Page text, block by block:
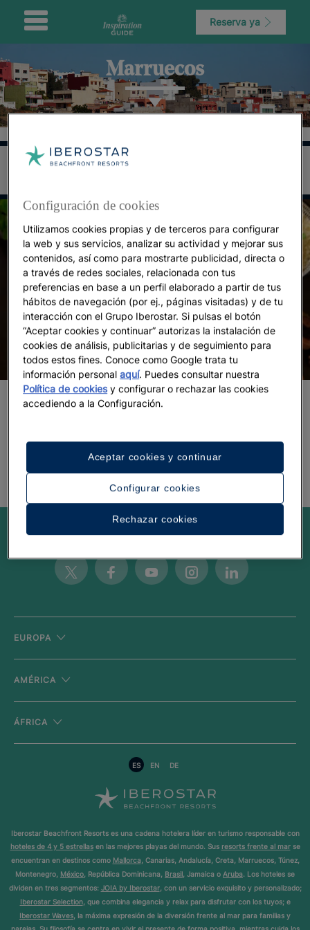
Reserva ya
Marruecos
Marruecos
Be inspired
Twitter FacebookYoutubeInstagramLinkedin
EUROPA
AMÉRICA
ÁFRICA
ES EN DE
Iberostar Beachfront Resorts es una cadena hotelera líder en turismo responsable con
hoteles de 4 y 5 estrellasen las mejores playas del mundo. Sus resorts frente al marse
encuentran en destinos como Mallorca, Canarias, Andalucía, Creta, Marruecos, Túnez,
Montenegro, México, República Dominicana, Brasil, Jamaica o Aruba. Los hoteles se
dividen en tres segmentos: JOIA by Iberostar, con un servicio exquisito y personalizado;
Iberostar Selection, que combina elegancia y relax para disfrutar con los tuyos; e
Iberostar Waves, la máxima expresión de la diversión frente al mar para familias y
Configuración de cookies
Utilizamos cookies propias y de terceros para configurar
la web y sus servicios, analizar su actividad y mejorar sus
contenidos, así como para mostrarte publicidad, directa o
a través de redes sociales, relacionada con tus
preferencias en base a un perfil elaborado a partir de tus
hábitos de navegación (por ej., páginas visitadas) y de tu
interacción con el Grupo Iberostar. Si pulsas el botón
“Aceptar cookies y continuar” autorizas la instalación de
cookies de análisis, publicitarias y de seguimiento para
todos estos fines. Conoce como Google trata tu
información personalaquí. Puedes consultar nuestra
Política de cookiesy configurar o rechazar las cookies
accediendo a la Configuración.
Configurar cookies
Rechazar cookies
Aceptar cookies y continuar